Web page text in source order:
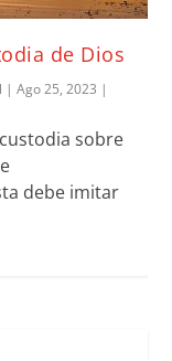
de Dios
|Ago 25, 2023 |
sobre
debe imitar